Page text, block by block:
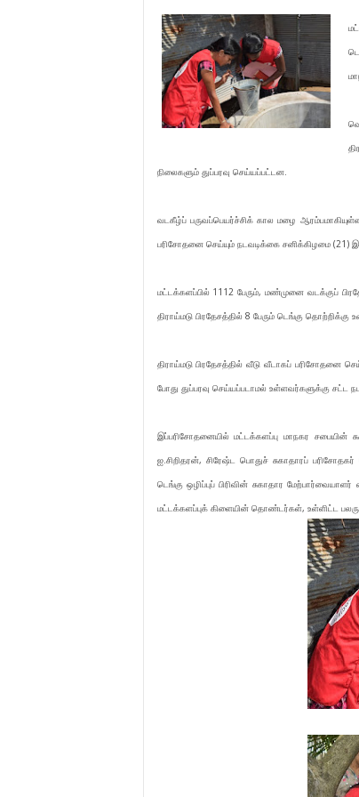
நிலைகளும் துப்பரவு செய்யப்பட்டன.
வடகீழ்ப் பருவப்பெயர்ச்சிக் கால மழை
பரிசோதனை செய்யும் நடவடிக்கை சனிக்கிழமை (21)
மட்டக்களப்பில் 1112 பேரும், மண்முனை வடக்குப்
திராய்மடு பிரதேசத்தில் 8 பேரும் டெங்கு தொற்றிக்கு
திராய்மடு பிரதேசத்தில் வீடு வீடாகப்
போது துப்பரவு செய்யப்படாமல் உள்ளவர்களுக்கு சட்ட
இப்பரிசோதனையில் மட்டக்களப்பு மாநகர சபையின்
ஐ.சிறிதரன், சிரேஷ்ட பொதுச் சுகாதாரப்
டெங்கு ஒழிப்புப் பிரிவின் சுகாதார
மட்டக்களப்புக் கிளையின் தொண்டர்கள், உள்ளிட்ட